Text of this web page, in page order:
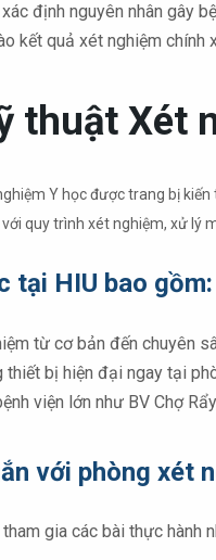
định nguyên nhân gây
kết quả xét nghiệm
thuật Xét
Y học được trang bị
quy trình xét nghiệm, xử lý
tại HIU bao gồm:
từ cơ bản đến chuyên
thiết bị hiện đại ngay tại
viện lớn như BV Chợ
với phòng xét
gia các bài thực hành